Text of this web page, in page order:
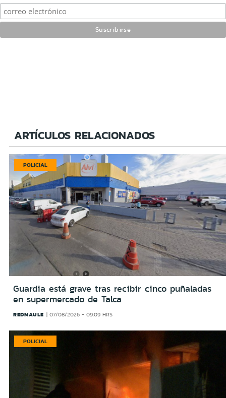
ARTÍCULOS RELACIONADOS
POLICIAL
Guardia está grave tras recibir cinco puñaladas
en supermercado de Talca
REDMAULE 07/08/2026 - 09:09 HRS
POLICIAL